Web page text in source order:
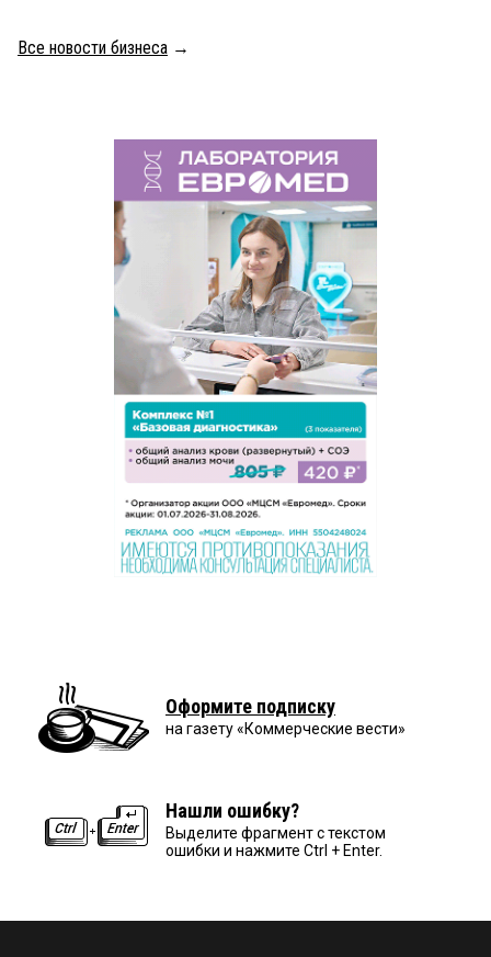
Все новости бизнеса →
Оформите подписку
на газету «Коммерческие вести»
Нашли ошибку?
Выделите фрагмент с текстом
ошибки и нажмите Ctrl + Enter.